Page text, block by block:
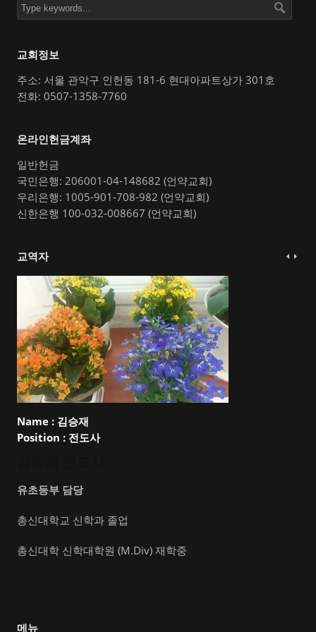
교회정보
주소: 서울 관악구 인헌동 181-6 현대아파트상가 301호
전화: 0507-1358-7760
온라인헌금계좌
일반헌금
국민은행: 206001-04-148682 (언약교회)
우리은행: 1005-901-708-982 (언약교회)
신한은행 100-032-008667 (언약교회)
교역자
Name : 김승재
Position : 전도사
유초등부 담당
총신대학교 신학과 졸업
총신대학 신학대학원 (M.Div) 재학중
메뉴